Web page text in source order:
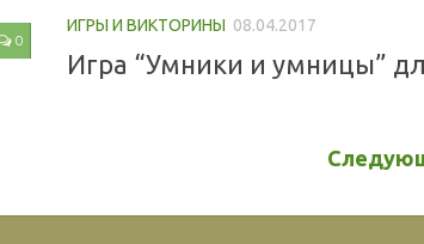
0
ИГРЫ И ВИКТОРИНЫ 08.04.2017
Игра “Умники и умницы”